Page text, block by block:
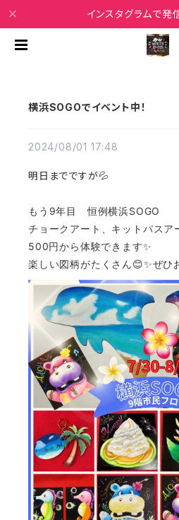
インスタグラムで発
横浜SOGOでイベント中！
2024/08/01 17:48
明日までですが💦
もう9年目 恒例横浜SOGO
チョークアート、キットパスア
500円から体験できます✨
楽しい図柄がたくさん😊✨ぜひ